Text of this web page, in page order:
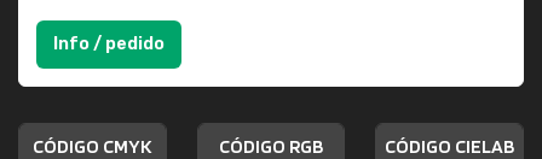
Info / pedido
CÓDIGO CMYK CÓDIGO RGB CÓDIGO CIELAB